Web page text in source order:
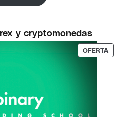
5 en
y cryptomonedas
OFERTA